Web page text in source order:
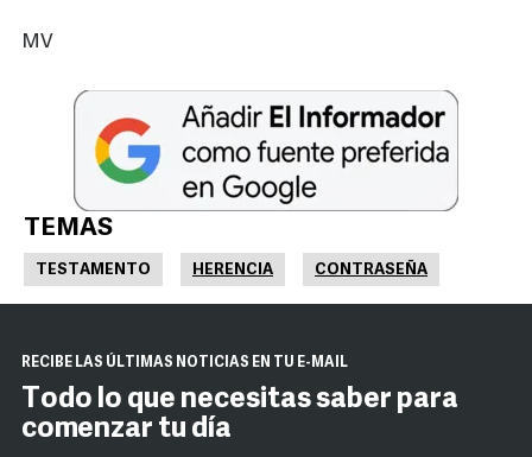
MV
TEMAS
TESTAMENTO HERENCIA CONTRASEÑA
RECIBE LAS ÚLTIMAS NOTICIAS EN TU E-MAIL
Todo lo que necesitas saber para
comenzar tu día